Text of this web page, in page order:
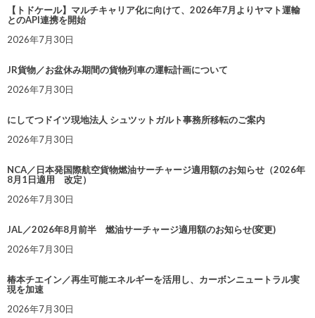
【トドケール】マルチキャリア化に向けて、2026年7月よりヤマト運輸
とのAPI連携を開始
2026年7月30日
JR貨物／お盆休み期間の貨物列車の運転計画について
2026年7月30日
にしてつドイツ現地法人 シュツットガルト事務所移転のご案内
2026年7月30日
NCA／日本発国際航空貨物燃油サーチャージ適用額のお知らせ（2026年
8月1日適用 改定）
2026年7月30日
JAL／2026年8月前半 燃油サーチャージ適用額のお知らせ(変更)
2026年7月30日
椿本チエイン／再生可能エネルギーを活用し、カーボンニュートラル実
現を加速
2026年7月30日